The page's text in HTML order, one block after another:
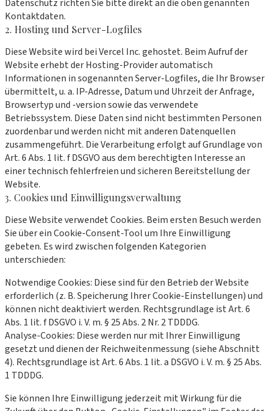
Datenschutz richten Sie bitte direkt an die oben genannten
Kontaktdaten.
2. Hosting und Server-Logfiles
Diese Website wird bei Vercel Inc. gehostet. Beim Aufruf der
Website erhebt der Hosting-Provider automatisch
Informationen in sogenannten Server-Logfiles, die Ihr Browser
übermittelt, u. a. IP-Adresse, Datum und Uhrzeit der Anfrage,
Browsertyp und -version sowie das verwendete
Betriebssystem. Diese Daten sind nicht bestimmten Personen
zuordenbar und werden nicht mit anderen Datenquellen
zusammengeführt. Die Verarbeitung erfolgt auf Grundlage von
Art. 6 Abs. 1 lit. f DSGVO aus dem berechtigten Interesse an
einer technisch fehlerfreien und sicheren Bereitstellung der
Website.
3. Cookies und Einwilligungsverwaltung
Diese Website verwendet Cookies. Beim ersten Besuch werden
Sie über ein Cookie-Consent-Tool um Ihre Einwilligung
gebeten. Es wird zwischen folgenden Kategorien
unterschieden:
Notwendige Cookies: Diese sind für den Betrieb der Website
erforderlich (z. B. Speicherung Ihrer Cookie-Einstellungen) und
können nicht deaktiviert werden. Rechtsgrundlage ist Art. 6
Abs. 1 lit. f DSGVO i. V. m. § 25 Abs. 2 Nr. 2 TDDDG.
Analyse-Cookies: Diese werden nur mit Ihrer Einwilligung
gesetzt und dienen der Reichweitenmessung (siehe Abschnitt
4). Rechtsgrundlage ist Art. 6 Abs. 1 lit. a DSGVO i. V. m. § 25 Abs.
1 TDDDG.
Sie können Ihre Einwilligung jederzeit mit Wirkung für die